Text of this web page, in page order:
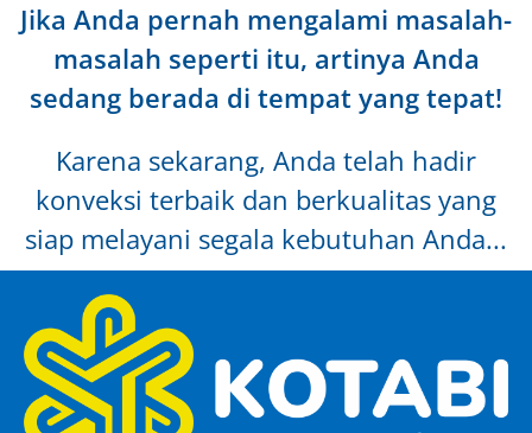
Jika Anda pernah mengalami masalah-
masalah seperti itu, artinya Anda
sedang berada di tempat yang tepat!
Karena sekarang, Anda telah hadir
konveksi terbaik dan berkualitas yang
siap melayani segala kebutuhan Anda...